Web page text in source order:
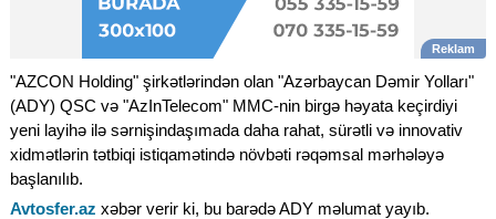
"AZCON Holding" şirkətlərindən olan "Azərbaycan Dəmir Yolları"
(ADY) QSC və "AzInTelecom" MMC-nin birgə həyata keçirdiyi
yeni layihə ilə sərnişindaşımada daha rahat, sürətli və innovativ
xidmətlərin tətbiqi istiqamətində növbəti rəqəmsal mərhələyə
başlanılıb.
Avtosfer.az xəbər verir ki, bu barədə ADY məlumat yayıb.